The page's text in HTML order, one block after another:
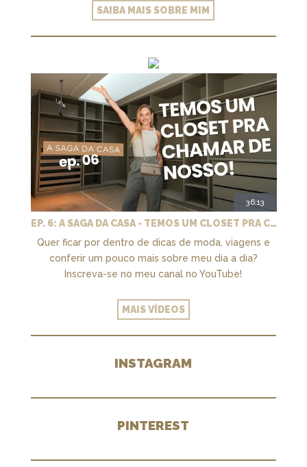
SAIBA MAIS SOBRE MIM
36:13
EP. 6: A SAGA DA CASA - TEMOS UM CLOSET PRA CHAMAR DE NOSSO + MARCENARIA E PAISAGISMO
Quer ficar por dentro de dicas de moda, viagens e
conferir um pouco mais sobre meu dia a dia?
Inscreva-se no meu canal no YouTube!
MAIS VÍDEOS
INSTAGRAM
PINTEREST